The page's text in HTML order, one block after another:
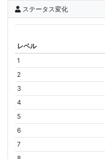
ステータス変化
レベル
1
2
3
4
5
6
7